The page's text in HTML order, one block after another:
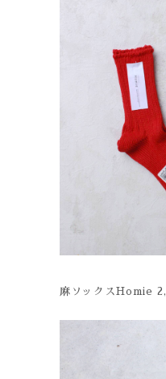
麻ソックスHomie